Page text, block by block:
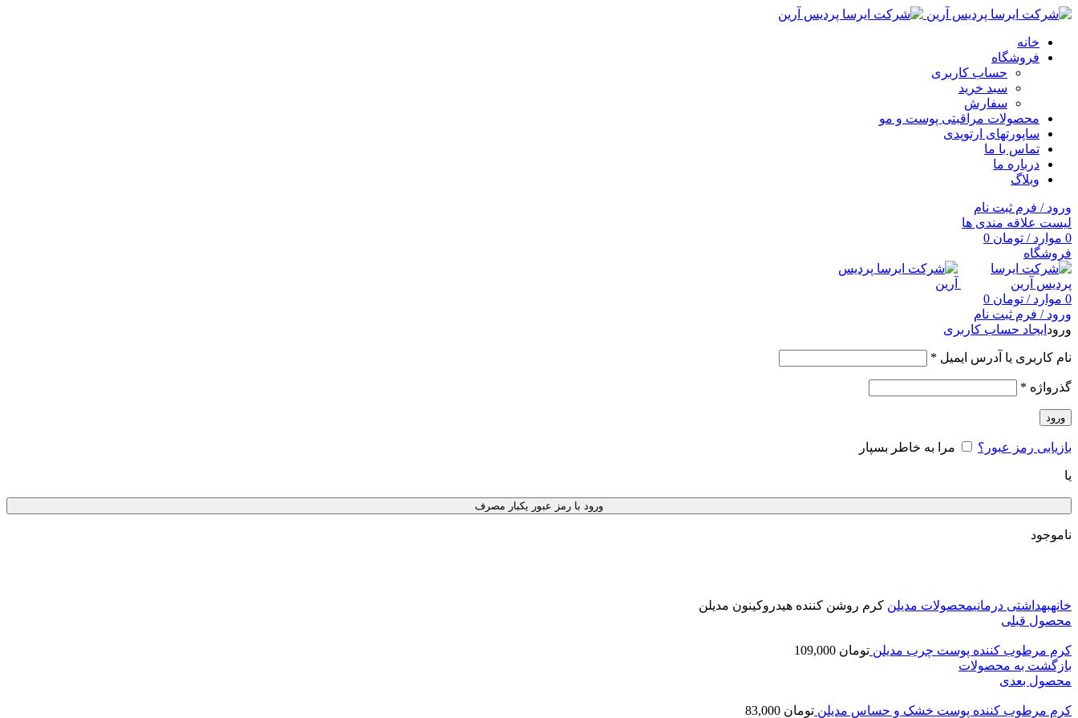
خانه
فروشگاه
حساب کاربری
سبد خرید
سفارش
محصولات مراقبتی پوست و مو
ساپورتهای ارتوپدی
تماس با ما
درباره ما
وبلاگ
ورود / فرم ثبت نام
لیست علاقه مندی ها
0 موارد / تومان
فروشگاه
0 موارد / تومان
ورود / فرم ثبت نام
ورود ایجاد حساب کاربری
نام کاربری یا آدرس ایمیل *
گذرواژه *
ورود
بازیابی رمز عبور؟ مرا به خاطر بسپار
یا
ورود با رمز عبور یکبار مصرف
ناموجود
خانهبهداشتی درمانیمحصولات مدیلن کرم روشن کننده هیدروکینون مدیلن
محصول قبلی
کرم مرطوب کننده پوست چرب مدیلن تومان
بازگشت به محصولات
محصول بعدی
کرم مرطوب کننده پوست خشک و حساس مدیلن تومان